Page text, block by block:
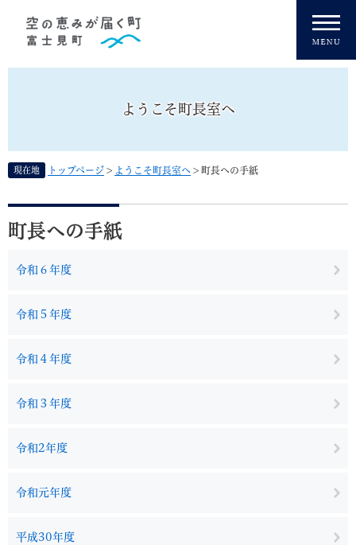
ようこそ町長室へ
現在地 トップページ > ようこそ町長室へ > 町長への手紙
本
文
町長への手紙
令和６年度
令和５年度
令和４年度
令和３年度
令和2年度
令和元年度
平成30年度